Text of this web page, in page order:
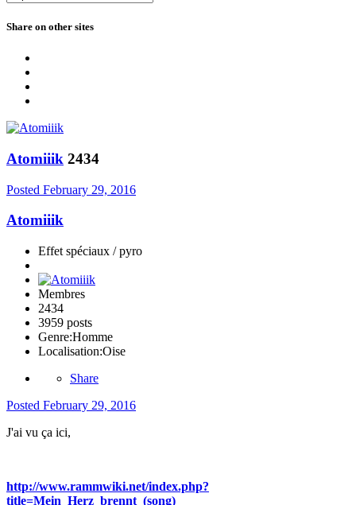
Share on other sites
Atomiiik 2434
Posted February 29, 2016
Atomiiik
Effet spéciaux / pyro
Membres
2434
3959 posts
Genre:Homme
Localisation:Oise
Share
Posted February 29, 2016
J'ai vu ça ici,
http://www.rammwiki.net/index.php?
title=Mein_Herz_brennt_(song)